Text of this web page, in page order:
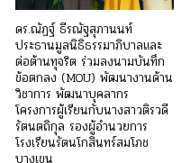
ดร.ณัฏฐ์ ธีรณัฐสุภานนท์
ประธานมูลนิธิธรรมาภิบาลและ
ต่อต้านทุจริต ร่วมลงนามบันทึก
ข้อตกลง (MOU) พัฒนางานด้าน
วิชาการ พัฒนาบุคลากร
โครงการผู้เรียนกับนางสาวติรวดี
รัตนตถิกุล รองผู้อำนวยการ
โรงเรียนรัตนโกสินทร์สมโภช